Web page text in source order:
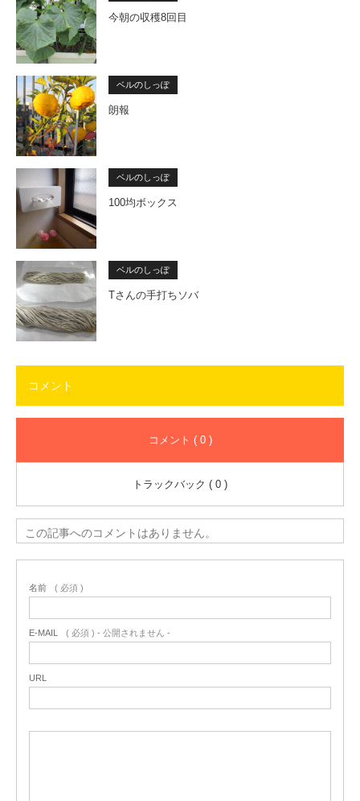
今朝の収穫8回目
ベルのしっぽ
朗報
ベルのしっぽ
100均ボックス
ベルのしっぽ
Tさんの手打ちソバ
コメント
コメント ( 0 )
トラックバック ( 0 )
この記事へのコメントはありません。
名前 ( 必須 )
E-MAIL ( 必須 ) - 公開されません -
URL